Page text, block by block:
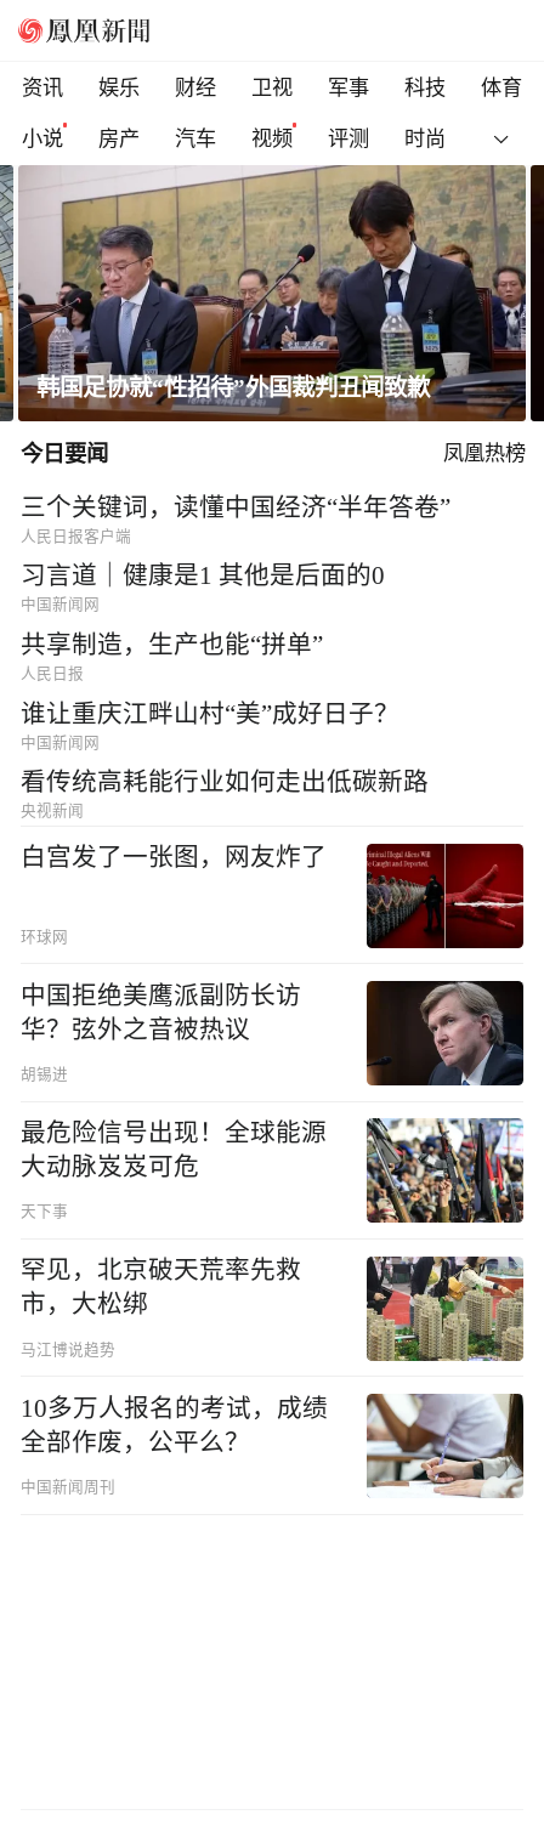
资讯 娱乐 财经 卫视 军事 科技
体育
小说
房产 汽车 视频 评测 时尚
韩国足协就“性招待”外国裁判丑闻致歉
今日要闻 凤凰热榜
三个关键词，读懂中国经济“半年答卷”
人民日报客户端
习言道｜健康是1 其他是后面的0
中国新闻网
共享制造，生产也能“拼单”
人民日报
谁让重庆江畔山村“美”成好日子？
中国新闻网
看传统高耗能行业如何走出低碳新路
央视新闻
白宫发了一张图，网友炸了
环球网
中国拒绝美鹰派副防长访
华？弦外之音被热议
胡锡进
最危险信号出现！全球能源
大动脉岌岌可危
天下事
罕见，北京破天荒率先救
市，大松绑
马江博说趋势
10多万人报名的考试，成绩
全部作废，公平么？
中国新闻周刊